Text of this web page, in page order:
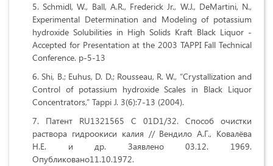
Schmidl, W., Ball, A.R., Frederick Jr., W.J., DeMartini, N.,
Experimental Determination and Modeling of potassium
hydroxide Solubilities in High Solids Kraft Black Liquor -
Accepted for Presentation at the 2003 TAPPI Fall Technical
Conference. р-5-13
Shi, B.; Euhus, D. D.; Rousseau, R. W., “Crystallization and
Control of potassium hydroxide Scales in Black Liquor
Concentrators,” Tappi J. 3(6):7-13 (2004).
Патент RU1321565 C 01D1/32. Способ очистки
раствора гидроокиси калия // Вендило А.Г., Ковалёва
Н.Е. и др. Заявлено 03.12. 1969.
Опубликовано11.10.1972.